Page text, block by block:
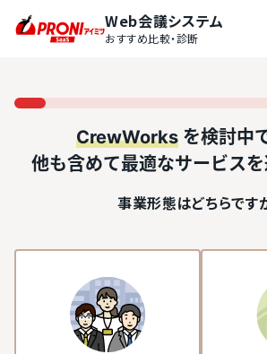
Web会議システム
おすすめ比較・診断
CrewWorksを検討中
他も含めて最適なサービスを
事業形態はどちらです